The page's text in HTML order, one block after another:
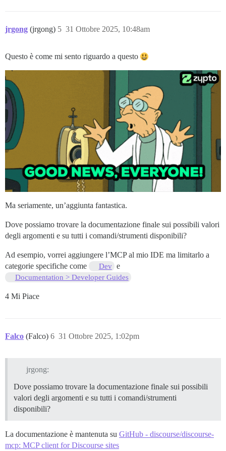
jrgong (jrgong) 31 Ottobre 2025, 10:48am
5
Questo è come mi sento riguardo a questo
Ma seriamente, un’aggiunta fantastica.
Dove possiamo trovare la documentazione finale sui possibili valori
degli argomenti e su tutti i comandi/strumenti disponibili?
Ad esempio, vorrei aggiungere l’MCP al mio IDE ma limitarlo a
categorie specifiche come
Dev e
Documentation > Developer Guides
4 Mi Piace
Falco (Falco) 31 Ottobre 2025, 1:02pm
6
jrgong:
Dove possiamo trovare la documentazione finale sui possibili
valori degli argomenti e su tutti i comandi/strumenti
disponibili?
La documentazione è mantenuta su GitHub - discourse/discourse-
mcp: MCP client for Discourse sites